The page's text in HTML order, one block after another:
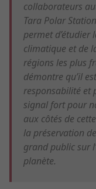
collaborateurs
Tara Polar
permet d’étudier
climatique et de
régions les plus
démontre qu’il
responsabilité et
signal fort pour
aux côtés de
la préservation
grand public sur
planète.